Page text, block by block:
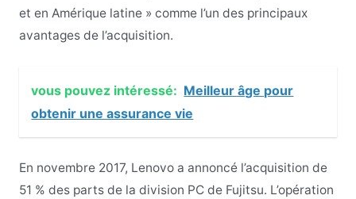
et en Amérique latine » comme l’un des principaux
avantages de l’acquisition.
vous pouvez intéressé: Meilleur âge pour
obtenir une assurance vie
En novembre 2017, Lenovo a annoncé l’acquisition de
51 % des parts de la division PC de Fujitsu. L’opération